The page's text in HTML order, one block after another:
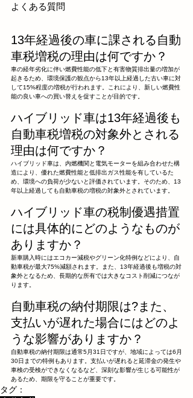
よくある質問
13年経過後の車に課される自動
車税増税の理由は何ですか？
車の経年劣化に伴い燃費性能の低下と有害物質排出量の増加が
起きるため、環境保護の観点から13年以上経過した古い車に対
して15%程度の増税が行われます。これにより、新しい燃費性
能の良い車への買い替えを促すことが目的です。
ハイブリッド車は13年経過後も
自動車税増税の対象外とされる
理由は何ですか？
ハイブリッド車は、内燃機関と電気モーターを組み合わせた構
造により、優れた燃費性能と低排出ガス性能を有しているた
め、環境への負荷が少ないと評価されています。そのため、13
年以上経過しても自動車税の増税の対象外とされています。
ハイブリッド車の税制優遇措置
には具体的にどのようなものが
ありますか？
新車購入時にはエコカー減税やグリーン化特例などにより、自
動車税が最大75%減額されます。また、13年経過後も増税の対
象外となるため、長期的な所有では大きなコスト削減につなが
ります。
自動車税の納付期限は?また、
支払いが遅れた場合にはどのよ
うな影響がありますか？
自動車税の納付期限は通常5月31日ですが、地域によっては6月
30日までの特例もあります。支払いが遅れると延滞金の発生や
車検の受検ができなくなるなど、深刻な影響が生じる可能性が
あるため、期限を守ることが重要です。
タグ：